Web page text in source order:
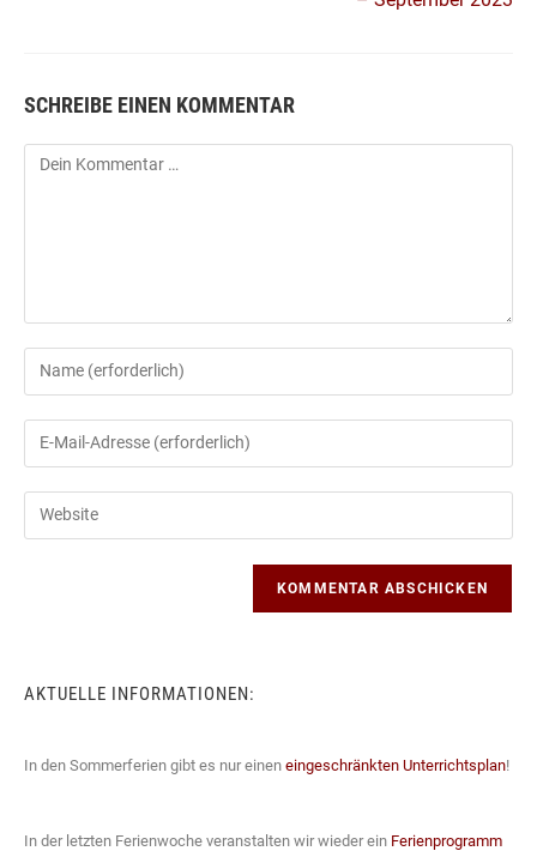
SCHREIBE EINEN KOMMENTAR
Kommentar
Gib
deinen
Namen
oder
zum
Kommentieren
Gib
deine
E-
Mail-
Gib
deine
AKTUELLE INFORMATIONEN:
In den Sommerferien gibt es nur einen eingeschränkten Unterrichtsplan!
In der letzten Ferienwoche veranstalten wir wieder ein Ferienprogramm